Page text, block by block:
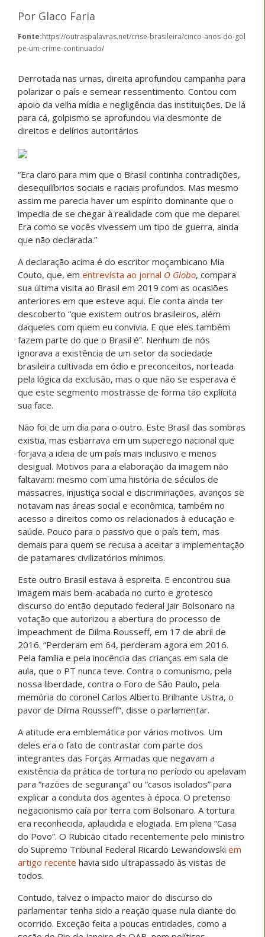
Por Glaco Faria
Fonte:https://outraspalavras.net/crise-brasileira/cinco-anos-do-gol
pe-um-crime-continuado/
Derrotada nas urnas, direita aprofundou campanha para
polarizar o país e semear ressentimento. Contou com
apoio da velha mídia e negligência das instituições. De lá
para cá, golpismo se aprofundou via desmonte de
direitos e delírios autoritários
“Era claro para mim que o Brasil continha contradições,
desequilíbrios sociais e raciais profundos. Mas mesmo
assim me parecia haver um espírito dominante que o
impedia de se chegar à realidade com que me deparei.
Era como se vocês vivessem um tipo de guerra, ainda
que não declarada.”
A declaração acima é do escritor moçambicano Mia
Couto, que, em entrevista ao jornal O Globo, compara
sua última visita ao Brasil em 2019 com as ocasiões
anteriores em que esteve aqui. Ele conta ainda ter
descoberto “que existem outros brasileiros, além
daqueles com quem eu convivia. E que eles também
fazem parte do que o Brasil é”. Nenhum de nós
ignorava a existência de um setor da sociedade
brasileira cultivada em ódio e preconceitos, norteada
pela lógica da exclusão, mas o que não se esperava é
que este segmento mostrasse de forma tão explícita
sua face.
Não foi de um dia para o outro. Este Brasil das sombras
existia, mas esbarrava em um superego nacional que
forjava a ideia de um país mais inclusivo e menos
desigual. Motivos para a elaboração da imagem não
faltavam: mesmo com uma história de séculos de
massacres, injustiça social e discriminações, avanços se
notavam nas áreas social e econômica, também no
acesso a direitos como os relacionados à educação e
saúde. Pouco para o passivo que o país tem, mas
demais para quem se recusa a aceitar a implementação
de patamares civilizatórios mínimos.
Este outro Brasil estava à espreita. E encontrou sua
imagem mais bem-acabada no curto e grotesco
discurso do então deputado federal Jair Bolsonaro na
votação que autorizou a abertura do processo de
impeachment de Dilma Rousseff, em 17 de abril de
2016. “Perderam em 64, perderam agora em 2016.
Pela família e pela inocência das crianças em sala de
aula, que o PT nunca teve. Contra o comunismo, pela
nossa liberdade, contra o Foro de São Paulo, pela
memória do coronel Carlos Alberto Brilhante Ustra, o
pavor de Dilma Rousseff”, disse o parlamentar.
A atitude era emblemática por vários motivos. Um
deles era o fato de contrastar com parte dos
integrantes das Forças Armadas que negavam a
existência da prática de tortura no período ou apelavam
para “razões de segurança” ou “casos isolados” para
explicar a conduta dos agentes à época. O pretenso
negacionismo caía por terra com Bolsonaro. A tortura
era reconhecida, aplaudida e elogiada. Em plena “Casa
do Povo”. O Rubicão citado recentemente pelo ministro
do Supremo Tribunal Federal Ricardo Lewandowski em
artigo recente havia sido ultrapassado às vistas de
todos.
Contudo, talvez o impacto maior do discurso do
parlamentar tenha sido a reação quase nula diante do
ocorrido. Exceção feita a poucas entidades, como a